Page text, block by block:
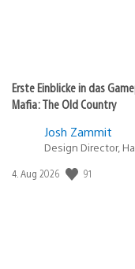
Erste Einblicke in das
Mafia: The Old Country
Josh Zammit
Design Director,
Veröffentlichungsdatum:
4. Aug 2026 91